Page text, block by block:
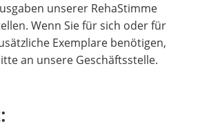
unserer RehaStimme
Wenn Sie für sich oder für
Exemplare benötigen,
an unsere Geschäftsstelle.